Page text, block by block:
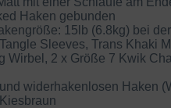
Haken gebunden
15lb (6.8kg) bei
Sleeves, Trans Khaki
Wirbel, 2 x Größe 7 Kwik
widerhakenlosen Haken